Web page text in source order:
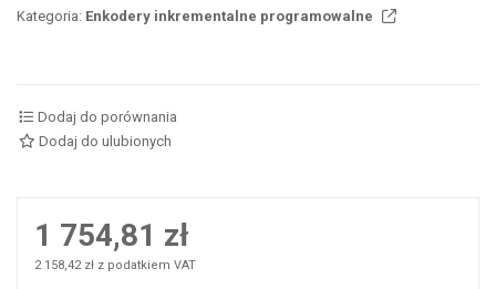
Kategoria: Enkodery inkrementalne programowalne
Dodaj do porównania
Dodaj do ulubionych
1 754,81 zł
2 158,42 zł z podatkiem VAT